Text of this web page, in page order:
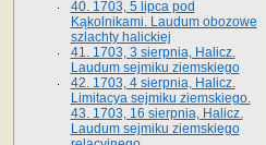
40. 1703, 5 lipca pod
Kąkolnikami. Laudum obozowe
szlachty halickiej
41­. 1703, 3 sierpnia, Halicz.
Laudum sejmiku ziemskiego
42. 1703, 4 sierpnia, Halicz.
Limitacya sejmiku ziemskiego.
43. 1703, 16 sierpnia, Halicz.
Laudum sejmiku ziemskiego